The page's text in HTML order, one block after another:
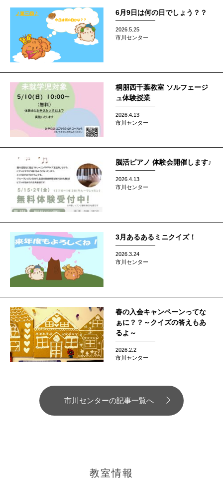
6月9日は何の日でしょう？？
2026.5.25
市川センター
桐朋西千葉教室 ソルフェージ
ュ体験授業
2026.4.13
市川センター
脳活ピアノ 体験会開催します♪
2026.4.13
市川センター
3月あるあるミニクイズ！
2026.3.24
市川センター
春の入会キャンペーンってな
ぁに？？～クイズの答えもあ
るよ～
2026.2.2
市川センター
市川センターの記事一覧へ
教室情報